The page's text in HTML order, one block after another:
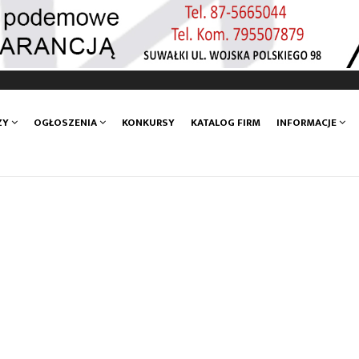
OGŁOSZENIA KONKURSY KATALOG FIRM INFORMACJE